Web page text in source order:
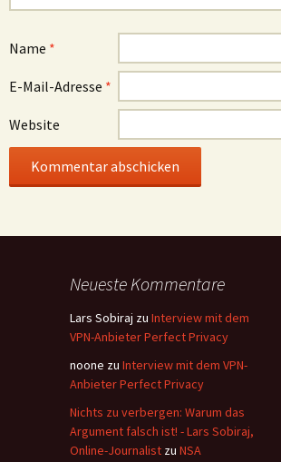
Name *
E-Mail-Adresse *
Website
Neueste Kommentare
Lars Sobiraj zu Interview mit dem
VPN-Anbieter Perfect Privacy
noone zu Interview mit dem VPN-
Anbieter Perfect Privacy
Nichts zu verbergen: Warum das
Argument falsch ist! - Lars Sobiraj,
Online-Journalist zu NSA